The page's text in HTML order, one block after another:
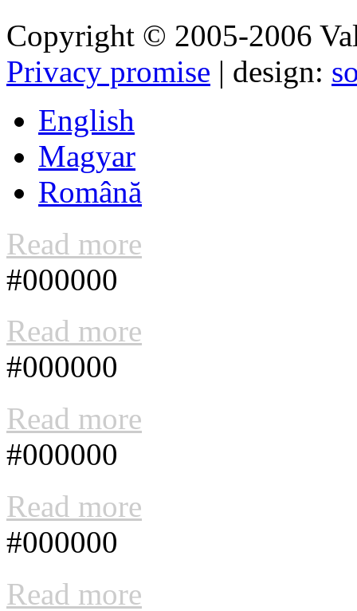
Copyright © 2005-2006
Privacy promise | design:
English
Magyar
Română
Read more
#000000
Read more
#000000
Read more
#000000
Read more
#000000
Read more